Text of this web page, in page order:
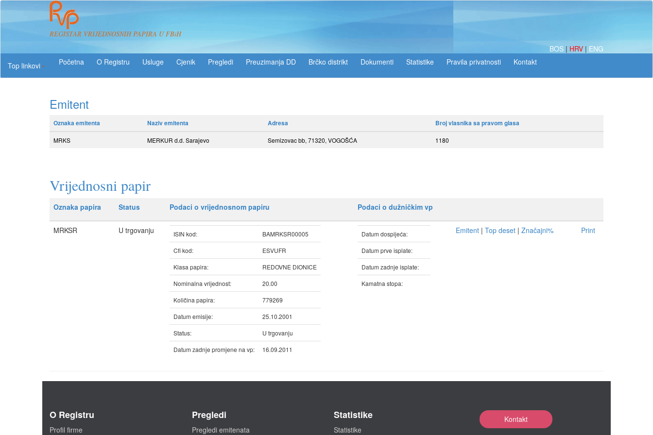
REGISTAR VRIJEDNOSNIH PAPIRA U FBiH
BOS | HRV | ENG
Top linkovi
O Registru Usluge Pregledi Preuzimanja DD Brčko distrikt Dokumenti Statistike
Emitent
Oznaka emitenta Naziv emitenta Adresa Broj vlasnika sa pravom glasa
MRKS MERKUR d.d. Sarajevo Semizovac bb, 71320, VOGOŠĆA 1180
Vrijednosni papir
Oznaka papira Status Podaci o vrijednosnom papiru Podaci o dužničkim vp
MRKSR U trgovanju ISIN kod:
BAMRKSR00005
Cfi kod:
ESVUFR
Klasa papira:
REDOVNE DIONICE
Nominalna vrijednost:
20.00
Količina papira:
779269
Datum emisije:
25.10.2001
Status:
U trgovanju
Datum zadnje promjene na vp:
16.09.2011
Datum dospijeća:
Datum prve isplate:
Datum zadnje isplate:
Kamatna stopa:
Emitent | Top deset | Značajni% Print
O Registru
Profil firme
Pregledi
Pregledi emitenata
Statistike
Statistike
Kontakt